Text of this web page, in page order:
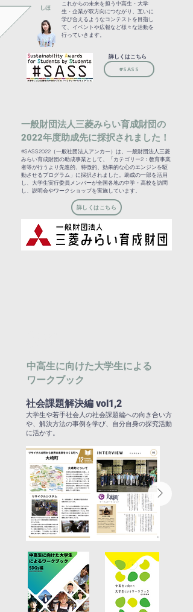
これからの未来を担う中高生・大学
生・企業が双方向につながり、互いに
学び合えるようなコンテストを目指し
て、イベントや広報など様々な活動を
行っていきます。
しほ
詳しくはこちら
#SASS
一般財団法人三菱みらい育成財団の
2022年度助成先に採択されました！
#SASS2022（一般社団法人アンカー）は、一般財団法人三菱
みらい育成財団の助成事業として、「カテゴリー2：教育事業
者等が行うより先進的、特徴的、効果的な心のエンジンを駆
動させるプログラム」に採択されました。助成の一部を活用
し、大学生実行委員メンバーが全国各地の中学・高校を訪問
し、説明会やワークショップを実施しています。
詳しくはこちら
社会課題解決編 vol1,2
大学生や若手社会人の社会課題編への向き合い方
や、解決方法の事例を学び、自分自身の探究活動
に活かす。
中高生に向けた大学生による
ワークブック